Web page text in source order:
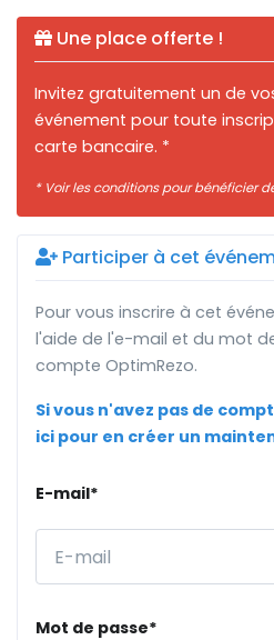
Une place offerte !
Invitez gratuitement un de
événement pour toute
carte bancaire. *
* Voir les conditions pour bénéficier
Participer à cet
Pour vous inscrire à cet
l'aide de l'e-mail et du mot
compte OptimRezo.
Si vous n'avez pas de
ici pour en créer un
E-mail*
Mot de passe*